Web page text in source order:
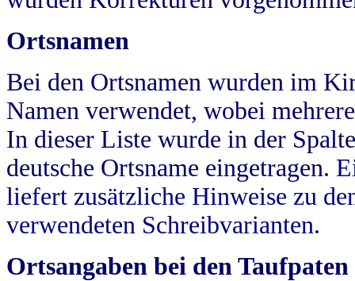
Ortsnamen
Bei den Ortsnamen wurden im
Namen verwendet, wobei
In dieser Liste wurde in der
deutsche Ortsname eingetragen.
liefert zusätzliche Hinweise zu
verwendeten Schreibvarianten.
Ortsangaben bei den Taufpaten